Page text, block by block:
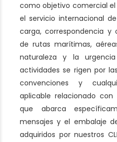
como objetivo comercial
el servicio internacional
carga, correspondencia y
de rutas marítimas,
naturaleza y la
actividades se rigen por
convenciones y
aplicable relacionado
que abarca
mensajes y el embalaje
adquiridos por nuestros